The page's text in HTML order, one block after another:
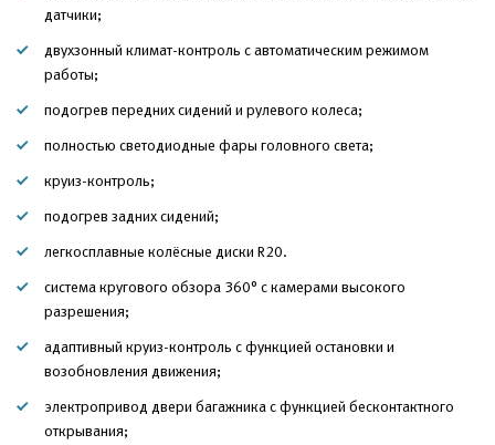
датчики;
двухзонный климат-контроль с автоматическим режимом
работы;
подогрев передних сидений и рулевого колеса;
полностью светодиодные фары головного света;
круиз-контроль;
подогрев задних сидений;
легкосплавные колёсные диски R20.
система кругового обзора 360° с камерами высокого
разрешения;
адаптивный круиз-контроль с функцией остановки и
возобновления движения;
электропривод двери багажника с функцией бесконтактного
открывания;